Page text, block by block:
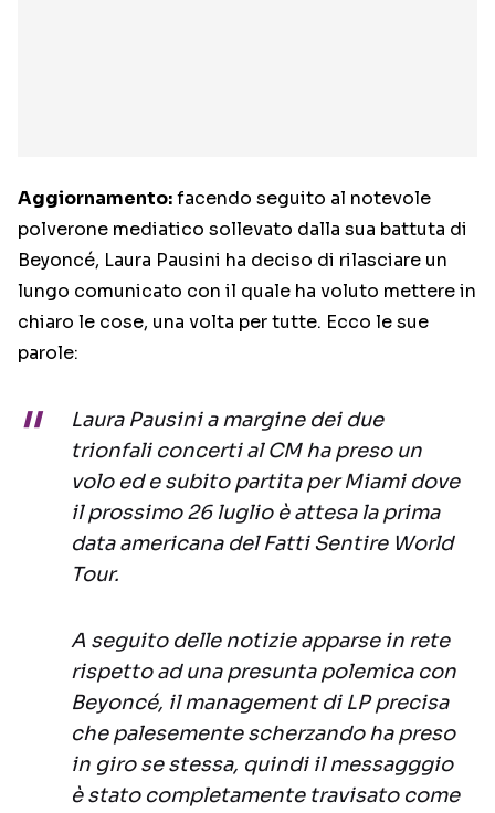
Aggiornamento:facendo seguito al notevole
polverone mediatico sollevato dalla sua battuta di
Beyoncé, Laura Pausini ha deciso di rilasciare un
lungo comunicato con il quale ha voluto mettere in
chiaro le cose, una volta per tutte. Ecco le sue
parole:
Laura Pausini a margine dei due
trionfali concerti al CM ha preso un
volo ed e subito partita per Miami dove
il prossimo 26 luglio è attesa la prima
data americana del Fatti Sentire World
Tour.
A seguito delle notizie apparse in rete
rispetto ad una presunta polemica con
Beyoncé, il management di LP precisa
che palesemente scherzando ha preso
in giro se stessa, quindi il messagggio
è stato completamente travisato come